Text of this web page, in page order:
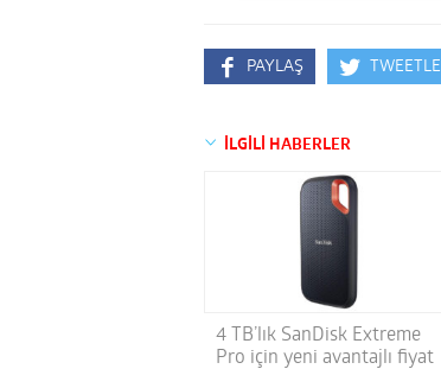
PAYLAŞ TWEETLE
İLGİLİ HABERLER
4 TB’lık SanDisk Extreme
Pro için yeni avantajlı fiyat